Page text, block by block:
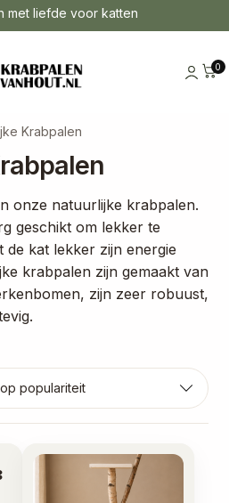
met liefde voor katten
0
Krabpalen
onze natuurlijke krabpalen.
geschikt om lekker te
de kat lekker zijn energie
krabpalen zijn gemaakt van
zijn zeer robuust,